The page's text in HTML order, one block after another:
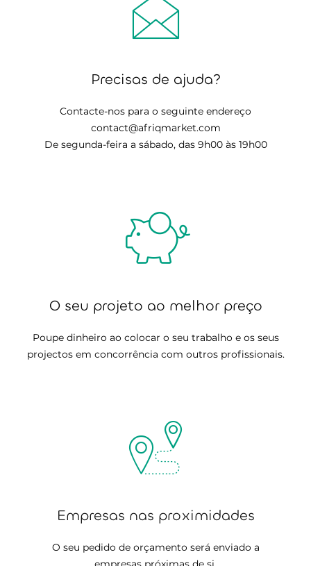
Precisas de ajuda?
Contacte-nos para o seguinte endereço
contact@afriqmarket.com
De segunda-feira a sábado, das 9h00 às 19h00
O seu projeto ao melhor preço
Poupe dinheiro ao colocar o seu trabalho e os seus
projectos em concorrência com outros profissionais.
Empresas nas proximidades
O seu pedido de orçamento será enviado a